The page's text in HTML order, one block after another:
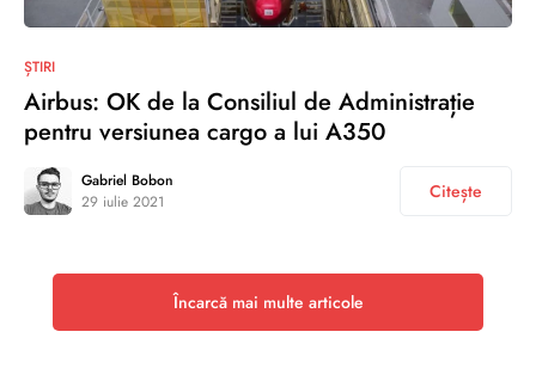
ȘTIRI
Airbus: OK de la Consiliul de Administrație
pentru versiunea cargo a lui A350
Gabriel Bobon
29 iulie 2021
Citește
Încarcă mai multe articole